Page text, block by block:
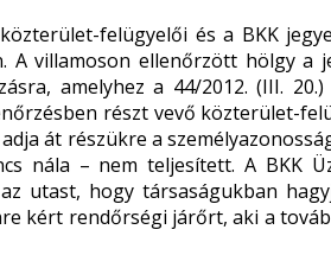
felügyelői és a BKK
A villamoson ellenőrzött hölgy a
amelyhez a 44/2012. (III.
részt vevő közterület-
át részükre a
nála – nem teljesített. A BKK
utast, hogy társaságukban
kért rendőrségi járőrt, aki a